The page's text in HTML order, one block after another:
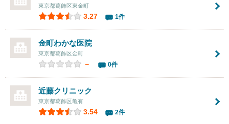
東京都葛飾区東金町
3.27 1件
金町わかな医院
東京都葛飾区金町
－ 0件
近藤クリニック
東京都葛飾区亀有
3.54 2件